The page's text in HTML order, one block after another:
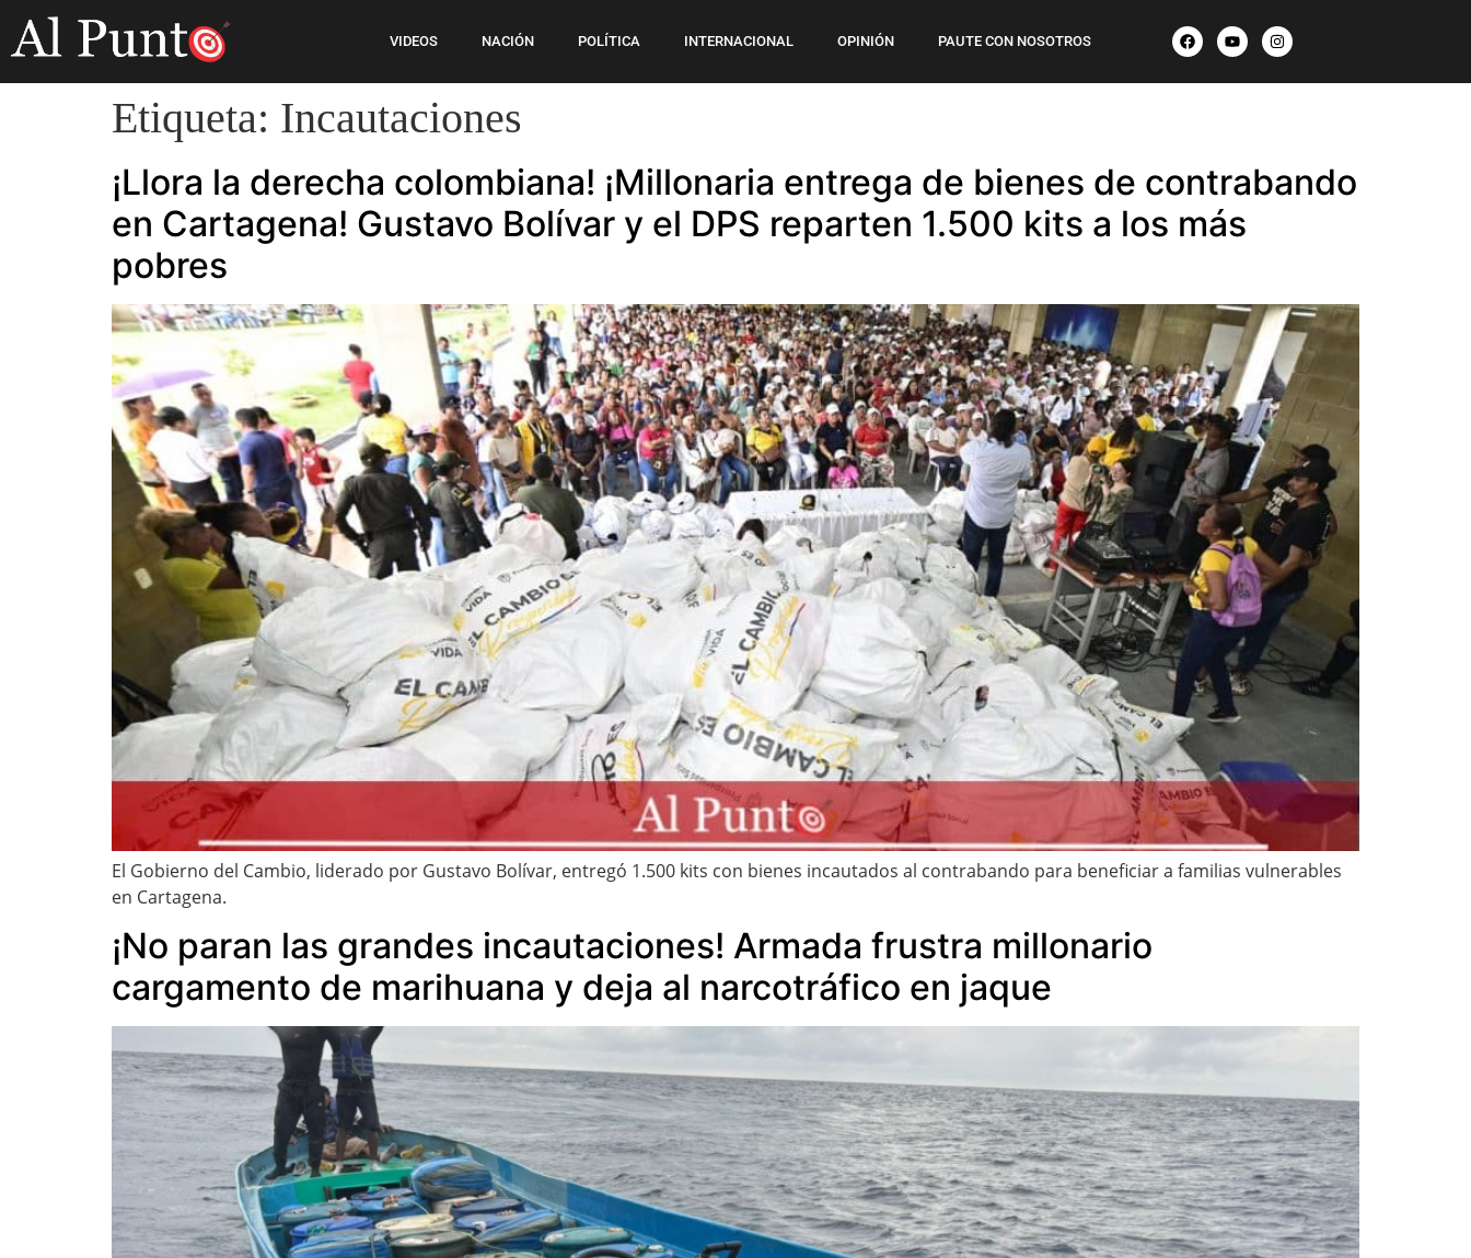
VIDEOS NACIÓN POLÍTICA INTERNACIONAL OPINIÓN PAUTE CON NOSOTROS
Etiqueta: Incautaciones
¡Llora la derecha colombiana! ¡Millonaria entrega de bienes de contrabando
en Cartagena! Gustavo Bolívar y el DPS reparten 1.500 kits a los más
pobres
El Gobierno del Cambio, liderado por Gustavo Bolívar, entregó 1.500 kits con bienes incautados al contrabando para beneficiar a familias vulnerables
en Cartagena.
¡No paran las grandes incautaciones! Armada frustra millonario
cargamento de marihuana y deja al narcotráfico en jaque